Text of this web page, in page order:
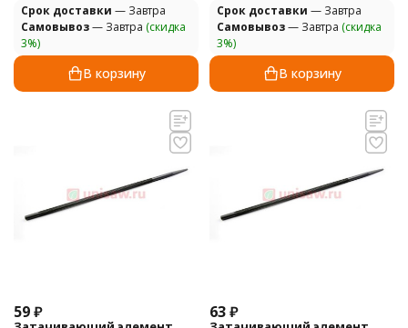
Cрок доставки — Завтра
Самовывоз— Завтра (скидка
3%)
В корзину
Cрок доставки — Завтра
Самовывоз— Завтра (скидка
3%)
В корзину
59₽ 63₽